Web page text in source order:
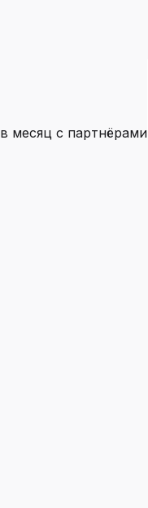
в месяц с партнёрами